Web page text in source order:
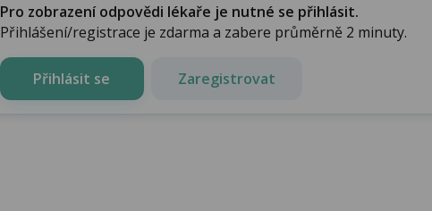
Pro zobrazení odpovědi lékaře je nutné se přihlásit.
Přihlášení/registrace je zdarma a zabere průměrně 2 minuty.
Přihlásit se Zaregistrovat